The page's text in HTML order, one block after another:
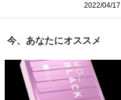
2022/04/17
今、あなたにオススメ